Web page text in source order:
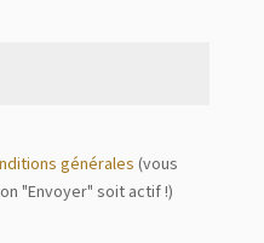
générales (vous
"Envoyer" soit actif !)